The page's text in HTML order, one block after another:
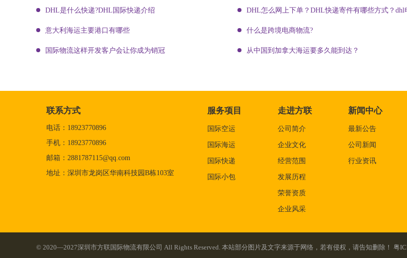
DHL是什么快递?DHL国际快递介绍 DHL怎么网上下单？DHL快递寄件有哪些方式？dhl
意大利海运主要港口有哪些 什么是跨境电商物流?
国际物流这样开发客户会让你成为销冠 从中国到加拿大海运要多久能到达？
联系方式
电话：18923770896
手机：18923770896
邮箱：2881787115@qq.com
地址：深圳市龙岗区华南科技园B栋103室
服务项目
国际空运
国际海运
国际快递
国际小包
走进方联
公司简介
企业文化
经营范围
发展历程
荣誉资质
企业风采
新闻中心
最新公告
公司新闻
行业资讯
© 2020—2027深圳市方联国际物流有限公司 All Rights Reserved. 本站部分图片及文字来源于网络，若有侵权，请告知删除！ 粤